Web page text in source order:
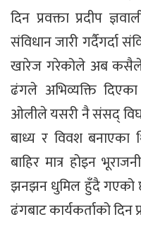
दिन प्रवक्ता प्रदीप
संविधान जारी गर्दैगर्दा
खारेज गरेकोले अब
ढंगले अभिव्यक्ति
ओलीले यसरी नै संसद्
बाध्य र विवश बनाएका
बाहिर मात्र होइन
झनझन धुमिल हुँदै गएको छ
ढंगबाट कार्यकर्ताको दिन